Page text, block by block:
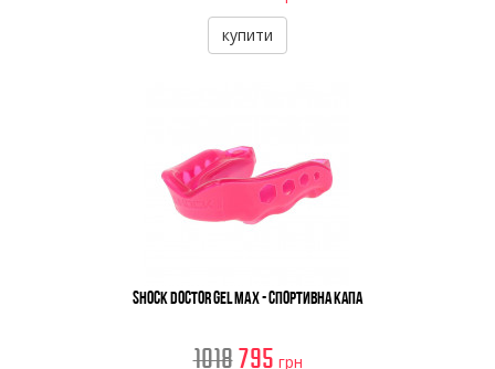
купити
Shock Doctor Gel Max - Спортивна Капа
1018 795 грн